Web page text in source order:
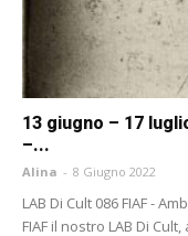
13 giugno – 17
–...
Alina - 8 Giugno 2022
LAB Di Cult 086 FIAF -
FIAF il nostro LAB Di